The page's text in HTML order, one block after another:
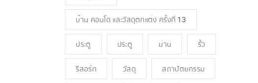
บ้าน คอนโด และวัสดุตกแต่ง ครั้งที่ 13
ประตู ประตู ม่าน รั้ว
รีสอร์ท วัสดุ สถาปัตยกรรม